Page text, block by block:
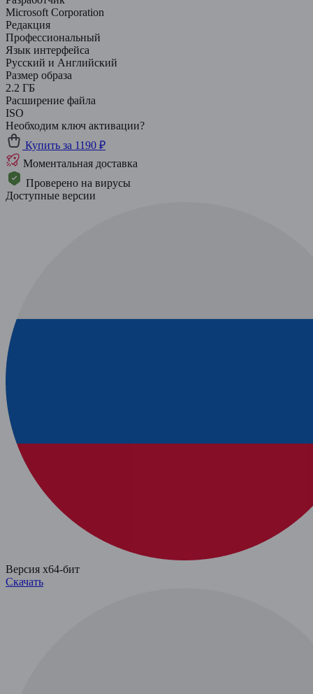
Microsoft Corporation
Редакция
Профессиональный
Язык интерфейса
Русский и Английский
Размер образа
2.2 ГБ
Расширение файла
ISO
Необходим ключ активации?
Купить за 1190 ₽
Моментальная доставка
Проверено на вирусы
Доступные версии
Версия x64-бит
Скачать